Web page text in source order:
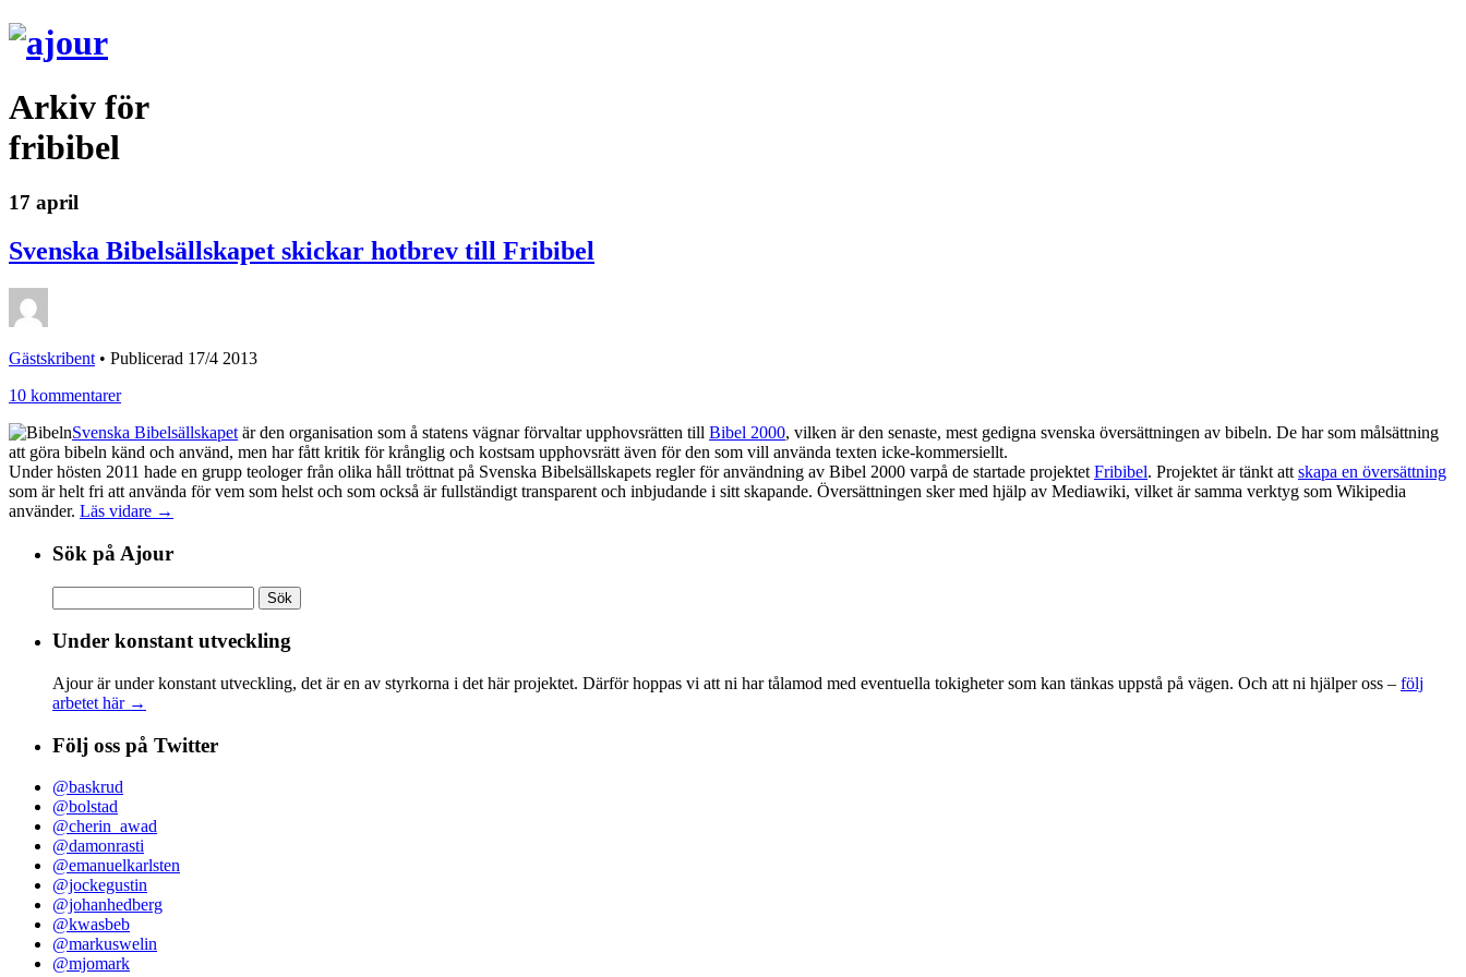
Arkiv för
fribibel
17 april
Svenska Bibelsällskapet skickar hotbrev till Fribibel
Gästskribent • Publicerad 17/4 2013
10 kommentarer
Svenska Bibelsällskapet är den organisation som å statens vägnar förvaltar upphovsrätten till Bibel 2000, vilken är den senaste, mest gedigna svenska översättningen av bibeln. De har som målsättning
att göra bibeln känd och använd, men har fått kritik för krånglig och kostsam upphovsrätt även för den som vill använda texten icke-kommersiellt.
Under hösten 2011 hade en grupp teologer från olika håll tröttnat på Svenska Bibelsällskapets regler för användning av Bibel 2000 varpå de startade projektet Fribibel. Projektet är tänkt att skapa en översättning
som är helt fri att använda för vem som helst och som också är fullständigt transparent och inbjudande i sitt skapande. Översättningen sker med hjälp av Mediawiki, vilket är samma verktyg som Wikipedia
använder. Läs vidare →
Sök på Ajour
efter:
Under konstant utveckling
Ajour är under konstant utveckling, det är en av styrkorna i det här projektet. Därför hoppas vi att ni har tålamod med eventuella tokigheter som kan tänkas uppstå på vägen. Och att ni hjälper oss – följ
arbetet här →
Följ oss på Twitter
@baskrud
@bolstad
@cherin_awad
@damonrasti
@emanuelkarlsten
@jockegustin
@johanhedberg
@kwasbeb
@markuswelin
@mjomark